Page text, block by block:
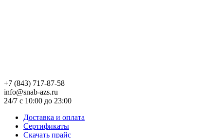
+7 (843) 717-87-58
info@snab-azs.ru
24/7 с 10:00 до 23:00
Доставка и оплата
Сертификаты
Скачать прайс